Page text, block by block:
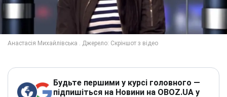
Будьте першими у курсі головного —
підпишіться на Новини на OBOZ.UA у